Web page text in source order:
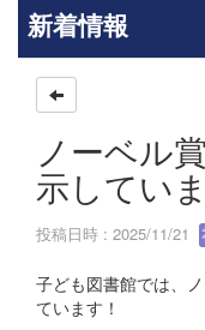
新着情報
ノーベル
示してい
投稿日時 : 2025/11/21
子ども図書館では、
ています！